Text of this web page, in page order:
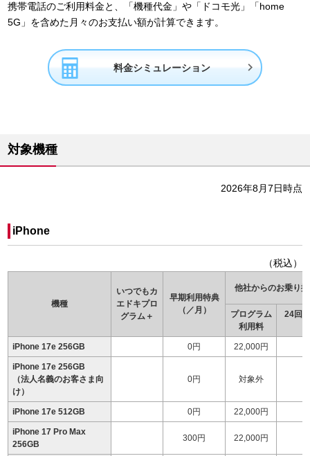
携帯電話のご利用料金と、「機種代金」や「ドコモ光」「home
5G」を含めた月々のお支払い額が計算できます。
料金シミュレーション 
対象機種
2026年8月7日時点
iPhone
（税込）
機種
いつでもカ
エドキプロ
グラム＋
早期利用特典
（／月）
他社からのお乗り
プログラム
利用料
24回
iPhone 17e 256GB 0円 22,000円
iPhone 17e 256GB
（法人名義のお客さま向
け）
0円 対象外
iPhone 17e 512GB 0円 22,000円
iPhone 17 Pro Max
256GB
300円 22,000円